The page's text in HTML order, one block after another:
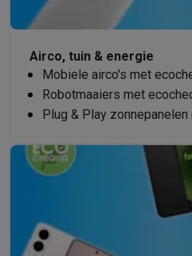
Airco, tuin & energie
Mobiele airco's met
Robotmaaiers met
Plug & Play